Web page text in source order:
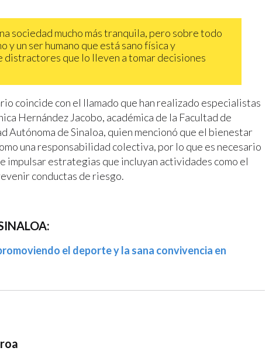
sociedad mucho más tranquila, pero sobre todo
y un ser humano que está sano física y
distractores que lo lleven a tomar decisiones
coincide con el llamado que han realizado especialistas
Hernández Jacobo, académica de la Facultad de
Autónoma de Sinaloa, quien mencionó que el bienestar
una responsabilidad colectiva, por lo que es necesario
impulsar estrategias que incluyan actividades como el
conductas de riesgo.
el deporte y la sana convivencia en